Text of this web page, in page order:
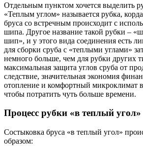
Отдельным пунктом хочется выделить
«Теплым углом» называется рубка,
бруса со встречным происходит с
шипа. Другое название такой рубки –
шип», и у этого вида соединения есть
для сборки сруба с «теплыми углами»
немного больше, чем для рубки других
максимальная защита углов сруба от
следствие, значительная экономия
отопление и комфортный микроклимат в
чтобы потратить чуть больше времени.
Процесс рубки «в теплый угол»
Состыковка бруса «в теплый угол»
образом: